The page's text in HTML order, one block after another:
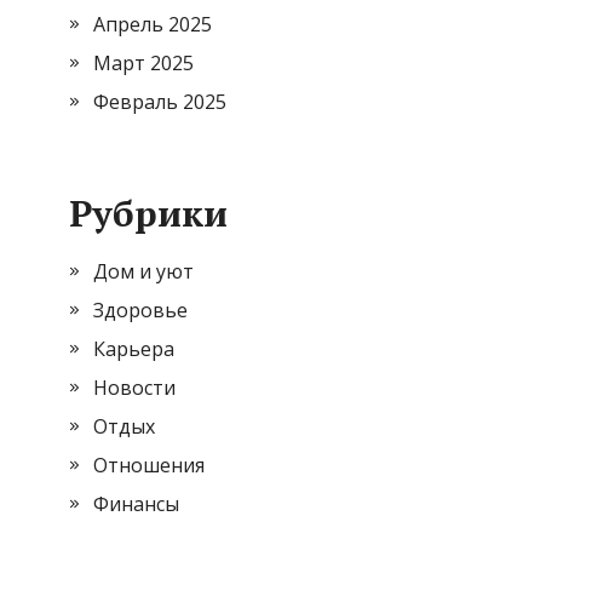
Апрель 2025
Март 2025
Февраль 2025
Рубрики
Дом и уют
Здоровье
Карьера
Новости
Отдых
Отношения
Финансы